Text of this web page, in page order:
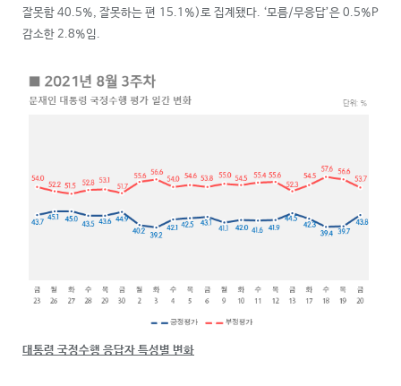
잘못함 40.5%, 잘못하는 편 15.1%)로 집계됐다. ‘모름/무응답’은 0.5%P
감소한 2.8%임.
대통령 국정수행 응답자 특성별 변화